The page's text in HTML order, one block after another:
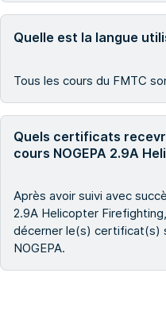
Quelle est la langue
Tous les cours du FMTC
Quels certificats
cours NOGEPA 2.9A
Après avoir suivi avec
2.9A Helicopter
décerner le(s) certificat(s)
NOGEPA.